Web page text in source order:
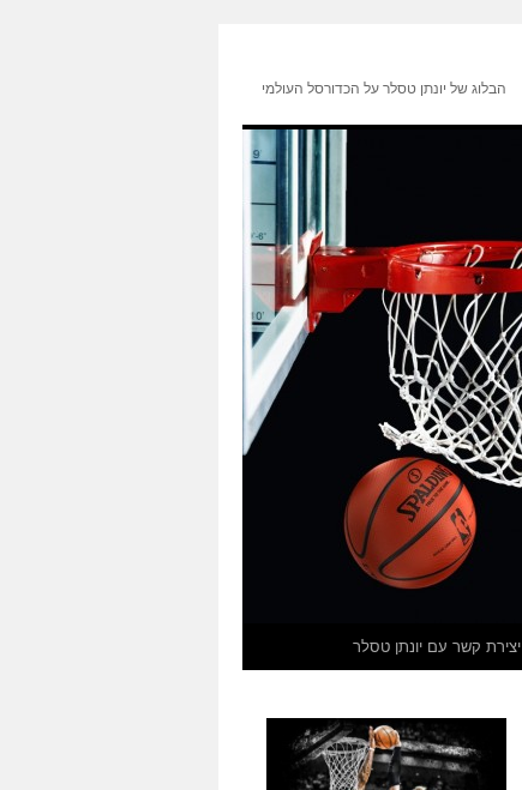
הבלוג של יונתן טסלר על הכדורסל העולמי
יצירת קשר עם יונתן טסלר